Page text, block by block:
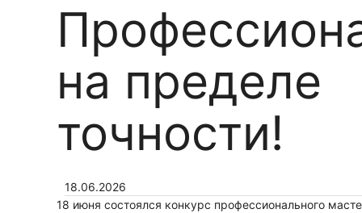
на пределе
точности!
18.06.2026
18 июня состоялся конкурс профессионального